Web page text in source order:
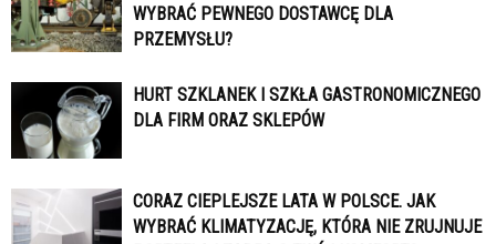
WYBRAĆ PEWNEGO DOSTAWCĘ DLA
PRZEMYSŁU?
HURT SZKLANEK I SZKŁA GASTRONOMICZNEGO
DLA FIRM ORAZ SKLEPÓW
CORAZ CIEPLEJSZE LATA W POLSCE. JAK
WYBRAĆ KLIMATYZACJĘ, KTÓRA NIE ZRUJNUJE